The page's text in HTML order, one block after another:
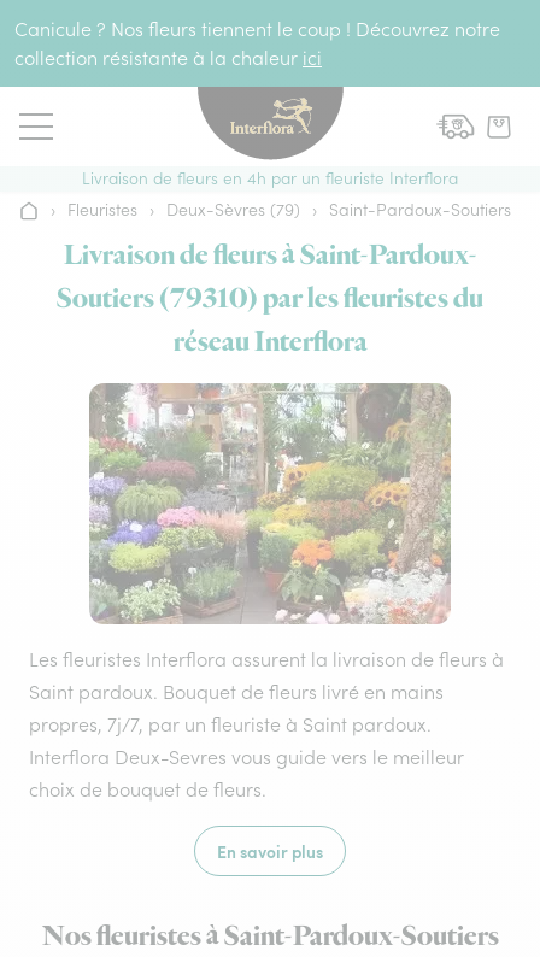
Canicule ? Nos fleurs tiennent le coup ! Découvrez notre
collection résistante à la chaleur ici
Livraison de fleurs en 4h par un fleuriste Interflora
Accueil
› Fleuristes › Deux-Sèvres (79) › Saint-Pardoux-Soutiers
Livraison de fleurs à Saint-Pardoux-
Soutiers (79310) par les fleuristes du
réseau Interflora
Les fleuristes Interflora assurent la livraison de fleurs à
Saint pardoux. Bouquet de fleurs livré en mains
propres, 7j/7, par un fleuriste à Saint pardoux.
Interflora Deux-Sevres vous guide vers le meilleur
choix de bouquet de fleurs.
En savoir plus
Nos fleuristes à Saint-Pardoux-Soutiers